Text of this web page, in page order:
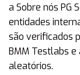
a Sobre nós PG
entidades
são verificados
BMM Testlabs e
aleatórios.